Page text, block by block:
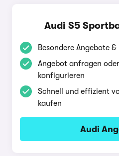
Audi S5
Besondere Angebote
Angebot anfragen
konfigurieren
Schnell und effizient
kaufen
Audi